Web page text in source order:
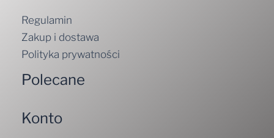
Regulamin
Zakup i dostawa
Polityka prywatności
Polecane
Konto